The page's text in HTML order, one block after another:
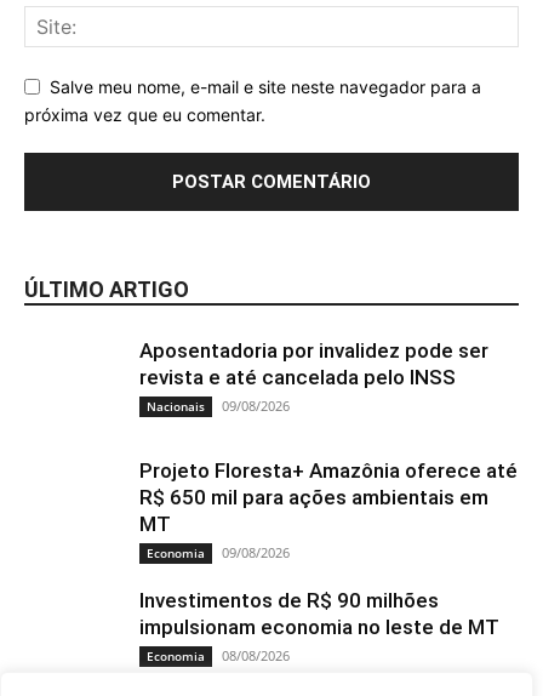
Salve meu nome, e-mail e site neste navegador para a
próxima vez que eu comentar.
ÚLTIMO ARTIGO
Aposentadoria por invalidez pode ser
revista e até cancelada pelo INSS
Nacionais 09/08/2026
Projeto Floresta+ Amazônia oferece até
R$ 650 mil para ações ambientais em
MT
Economia 09/08/2026
Investimentos de R$ 90 milhões
impulsionam economia no leste de MT
Economia 08/08/2026